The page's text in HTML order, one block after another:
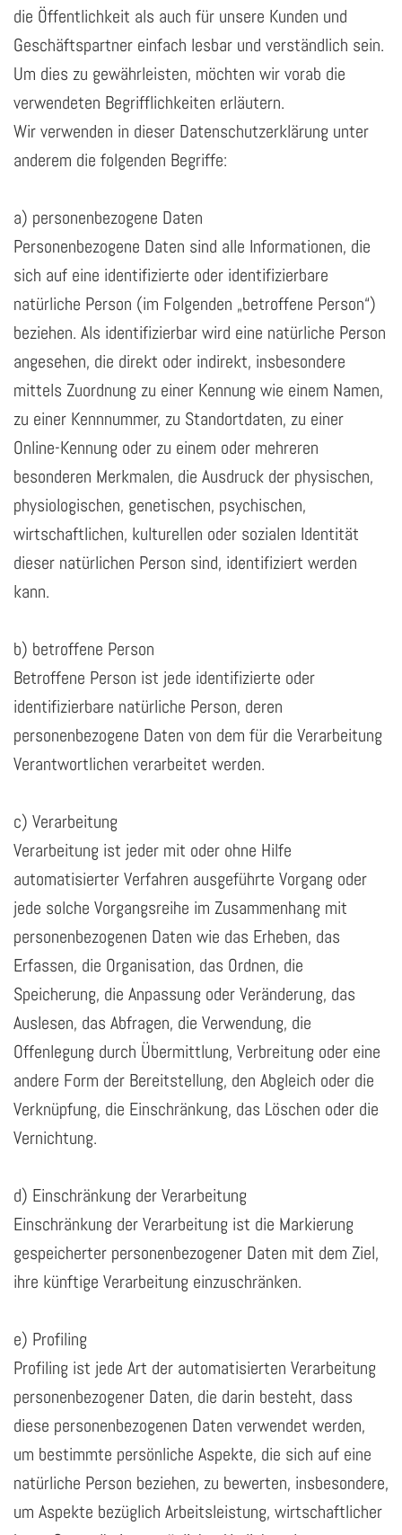
die Öffentlichkeit als auch für unsere Kunden und
Geschäftspartner einfach lesbar und verständlich sein.
Um dies zu gewährleisten, möchten wir vorab die
verwendeten Begrifflichkeiten erläutern.
Wir verwenden in dieser Datenschutzerklärung unter
anderem die folgenden Begriffe:
a) personenbezogene Daten
Personenbezogene Daten sind alle Informationen, die
sich auf eine identifizierte oder identifizierbare
natürliche Person (im Folgenden „betroffene Person“)
beziehen. Als identifizierbar wird eine natürliche Person
angesehen, die direkt oder indirekt, insbesondere
mittels Zuordnung zu einer Kennung wie einem Namen,
zu einer Kennnummer, zu Standortdaten, zu einer
Online-Kennung oder zu einem oder mehreren
besonderen Merkmalen, die Ausdruck der physischen,
physiologischen, genetischen, psychischen,
wirtschaftlichen, kulturellen oder sozialen Identität
dieser natürlichen Person sind, identifiziert werden
kann.
b) betroffene Person
Betroffene Person ist jede identifizierte oder
identifizierbare natürliche Person, deren
personenbezogene Daten von dem für die Verarbeitung
Verantwortlichen verarbeitet werden.
c) Verarbeitung
Verarbeitung ist jeder mit oder ohne Hilfe
automatisierter Verfahren ausgeführte Vorgang oder
jede solche Vorgangsreihe im Zusammenhang mit
personenbezogenen Daten wie das Erheben, das
Erfassen, die Organisation, das Ordnen, die
Speicherung, die Anpassung oder Veränderung, das
Auslesen, das Abfragen, die Verwendung, die
Offenlegung durch Übermittlung, Verbreitung oder eine
andere Form der Bereitstellung, den Abgleich oder die
Verknüpfung, die Einschränkung, das Löschen oder die
Vernichtung.
d) Einschränkung der Verarbeitung
Einschränkung der Verarbeitung ist die Markierung
gespeicherter personenbezogener Daten mit dem Ziel,
ihre künftige Verarbeitung einzuschränken.
e) Profiling
Profiling ist jede Art der automatisierten Verarbeitung
personenbezogener Daten, die darin besteht, dass
diese personenbezogenen Daten verwendet werden,
um bestimmte persönliche Aspekte, die sich auf eine
natürliche Person beziehen, zu bewerten, insbesondere,
um Aspekte bezüglich Arbeitsleistung, wirtschaftlicher